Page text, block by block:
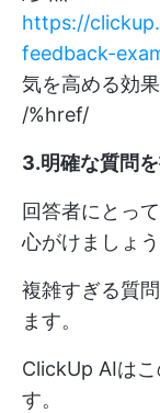
https://
feedback-
気を高める効
/%href/
3.明確な質問を
回答者にとっ
心がけましょう
複雑すぎる質
ます。
ClickUp AIは
す。